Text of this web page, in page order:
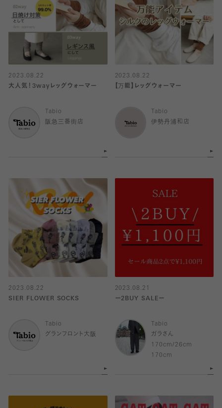
2023.08.22
大人気！3wayレッグウォーマー
Tabio
阪急三番街店
2023.08.22
【万能】レッグウォーマー
Tabio
伊勢丹浦和店
2023.08.22
SIER FLOWER SOCKS
Tabio
グランフロント大阪
2023.08.21
ー2BUY SALEー
Tabio
ガラさん
170cm/26cm
170cm